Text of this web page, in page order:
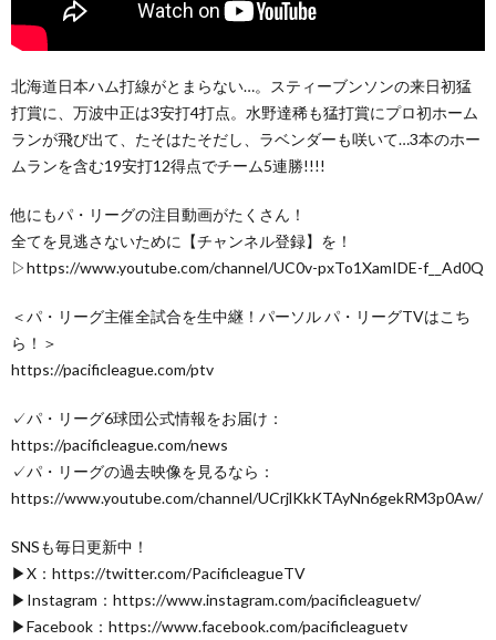
北海道日本ハム打線がとまらない…。スティーブンソンの来日初猛
打賞に、万波中正は3安打4打点。水野達稀も猛打賞にプロ初ホーム
ランが飛び出て、たそはたそだし、ラベンダーも咲いて…3本のホー
ムランを含む19安打12得点でチーム5連勝!!!!
他にもパ・リーグの注目動画がたくさん！
全てを見逃さないために【チャンネル登録】を！
▷https://www.youtube.com/channel/UC0v-pxTo1XamIDE-f__Ad0Q
＜パ・リーグ主催全試合を生中継！パーソル パ・リーグTVはこち
ら！＞
https://pacificleague.com/ptv
✓パ・リーグ6球団公式情報をお届け：
https://pacificleague.com/news
✓パ・リーグの過去映像を見るなら：
https://www.youtube.com/channel/UCrjlKkKTAyNn6gekRM3p0Aw/
SNSも毎日更新中！
▶X：https://twitter.com/PacificleagueTV
▶Instagram：https://www.instagram.com/pacificleaguetv/
▶Facebook：https://www.facebook.com/pacificleaguetv